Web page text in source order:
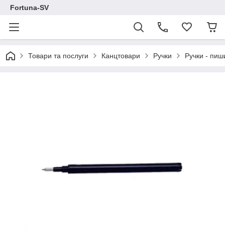
Fortuna-SV
Товари та послуги Канцтовари Ручки Ручки -